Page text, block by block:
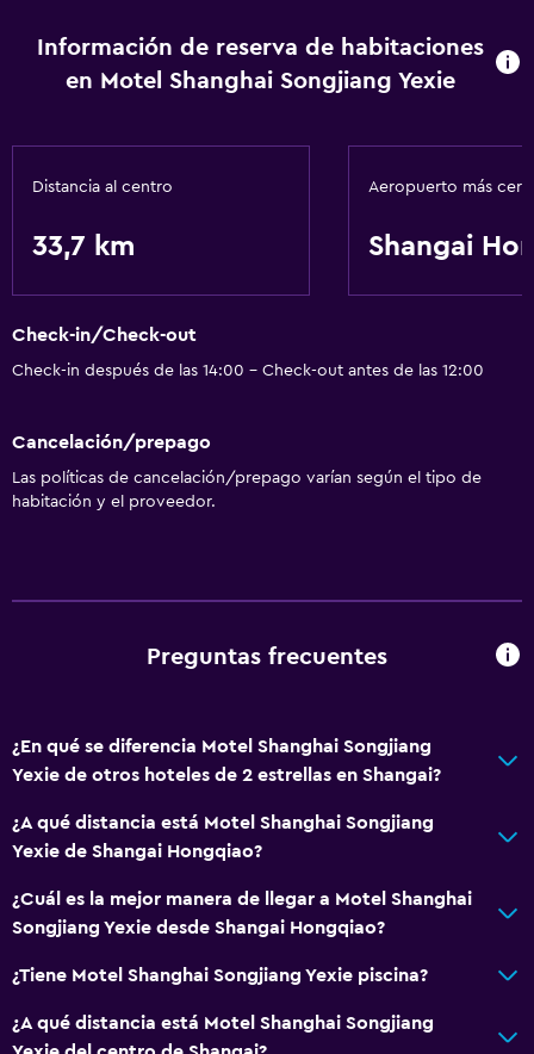
Información de reserva de habitaciones
en Motel Shanghai Songjiang Yexie
Distancia al centro
33,7 km
Aeropuerto más
Shangai
Check-in/Check-out
Check-in después de las 14:00 - Check-out antes de las 12:00
Cancelación/prepago
Las políticas de cancelación/prepago varían según el tipo de
habitación y el proveedor.
Preguntas frecuentes
¿En qué se diferencia Motel Shanghai Songjiang
Yexie de otros hoteles de 2 estrellas en Shangai?
¿A qué distancia está Motel Shanghai Songjiang
Yexie de Shangai Hongqiao?
¿Cuál es la mejor manera de llegar a Motel Shanghai
Songjiang Yexie desde Shangai Hongqiao?
¿Tiene Motel Shanghai Songjiang Yexie piscina?
¿A qué distancia está Motel Shanghai Songjiang